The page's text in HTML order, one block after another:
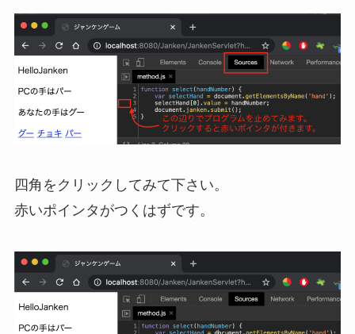
四角をクリックしてみて下さい。
赤いポインタがつくはずです。